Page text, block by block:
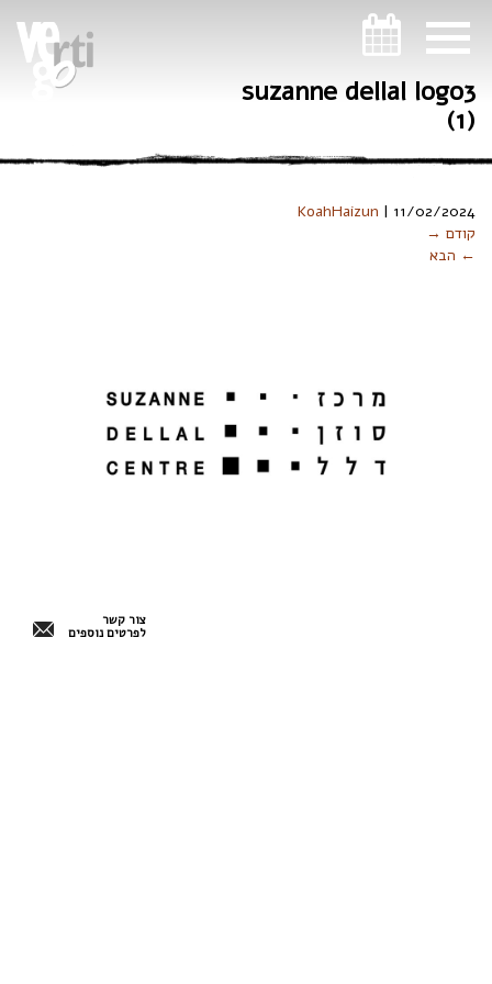
suzanne dellal logo3
(1)
KoahHaizun | 11/02/2024
קודם →
← הבא
צור קשר
לפרטים נוספים